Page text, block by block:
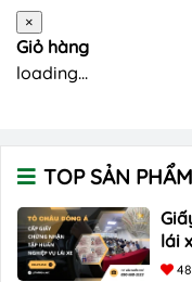
×
Giỏ hàng
loading...
TOP SẢN PHẨM
lái